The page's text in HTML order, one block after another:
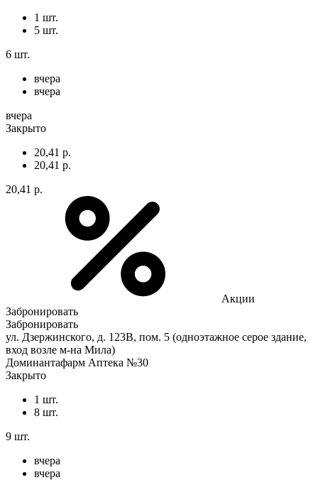
1 шт.
5 шт.
6 шт.
вчера
вчера
вчера
Закрыто
20,41 р.
20,41 р.
20,41 р.
Акции
Забронировать
Забронировать
ул. Дзержинского, д. 123В, пом. 5 (одноэтажное серое здание,
вход возле м-на Мила)
Доминантафарм Аптека №30
Закрыто
1 шт.
8 шт.
9 шт.
вчера
вчера